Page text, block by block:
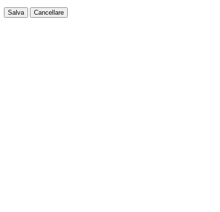
Salva Cancellare